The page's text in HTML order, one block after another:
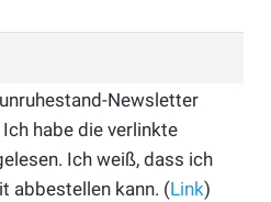
Newsletter
habe die verlinkte
Ich weiß, dass ich
abbestellen kann. (Link)